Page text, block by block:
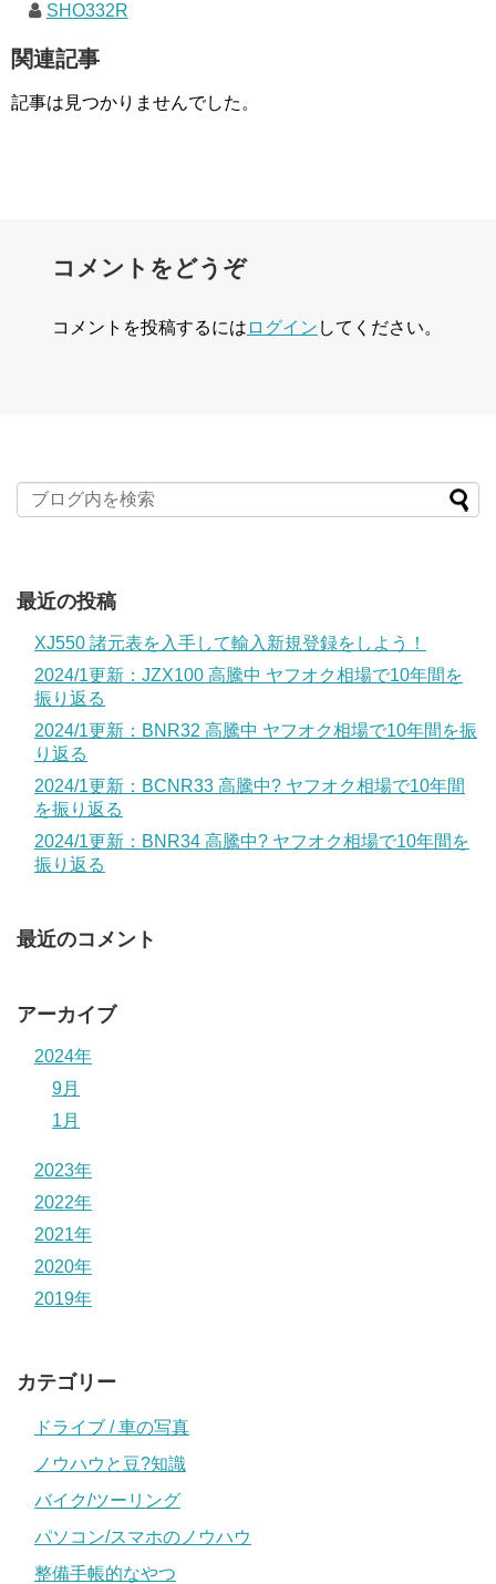
SHO332R
関連記事
記事は見つかりませんでした。
コメントをどうぞ
コメントを投稿するには ログイン してください。
最近の投稿
XJ550 諸元表を入手して輸入新規登録をしよう！
2024/1更新：JZX100 高騰中 ヤフオク相場で10年間を
振り返る
2024/1更新：BNR32 高騰中 ヤフオク相場で10年間を振
り返る
2024/1更新：BCNR33 高騰中? ヤフオク相場で10年間
を振り返る
2024/1更新：BNR34 高騰中? ヤフオク相場で10年間を
振り返る
最近のコメント
アーカイブ
2024年
9月
1月
2023年
2022年
2021年
2020年
2019年
カテゴリー
ドライブ / 車の写真
ノウハウと豆?知識
バイク/ツーリング
パソコン/スマホのノウハウ
整備手帳的なやつ